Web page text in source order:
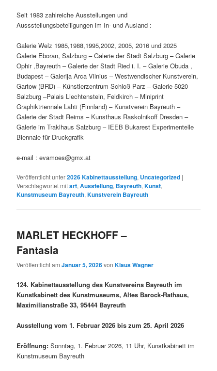
Seit 1983 zahlreiche Ausstellungen und
Aussstellungsbeteiligungen im In- und Ausland :
Galerie Welz 1985,1988,1995,2002, 2005, 2016 und 2025
Galerie Eboran, Salzburg – Galerie der Stadt Salzburg – Galerie
Ophir ,Bayreuth – Galerie der Stadt Ried i. I. – Galerie Obuda ,
Budapest – Galerija Arca Vilnius – Westwendischer Kunstverein,
Gartow (BRD) – Künstlerzentrum Schloß Parz – Galerie 5020
Salzburg –Palais Liechtenstein, Feldkirch – Miniprint
Graphiktriennale Lahti (Finnland) – Kunstverein Bayreuth –
Galerie der Stadt Reims – Kunsthaus Raskolnikoff Dresden –
Galerie im Traklhaus Salzburg – IEEB Bukarest Experimentelle
Biennale für Druckgrafik
e-mail : evamoes@gmx.at
Veröffentlicht unter2026 Kabinettausstellung, Uncategorized |
Verschlagwortet mitart,Ausstellung, Bayreuth,Kunst,
Kunstmuseum Bayreuth,Kunstverein Bayreuth
MARLET HECKHOFF –
Fantasia
Veröffentlicht amJanuar 5, 2026vonKlaus Wagner
124. Kabinettausstellung des Kunstvereins Bayreuth im
Kunstkabinett des Kunstmuseums, Altes Barock-Rathaus,
Maximilianstraße 33, 95444 Bayreuth
Ausstellung vom 1. Februar 2026 bis zum 25. April 2026
Eröffnung: Sonntag, 1. Februar 2026, 11 Uhr, Kunstkabinett im
Kunstmuseum Bayreuth